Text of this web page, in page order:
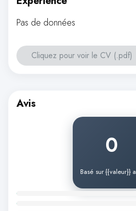
Pas de données
Cliquez pour voir le CV (.pdf)
Avis
0
Basé sur {{valeur}}